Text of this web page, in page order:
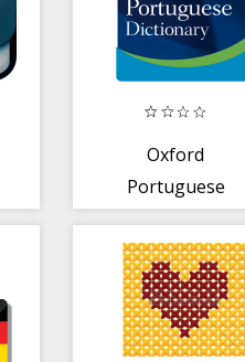
Oxford
Portuguese